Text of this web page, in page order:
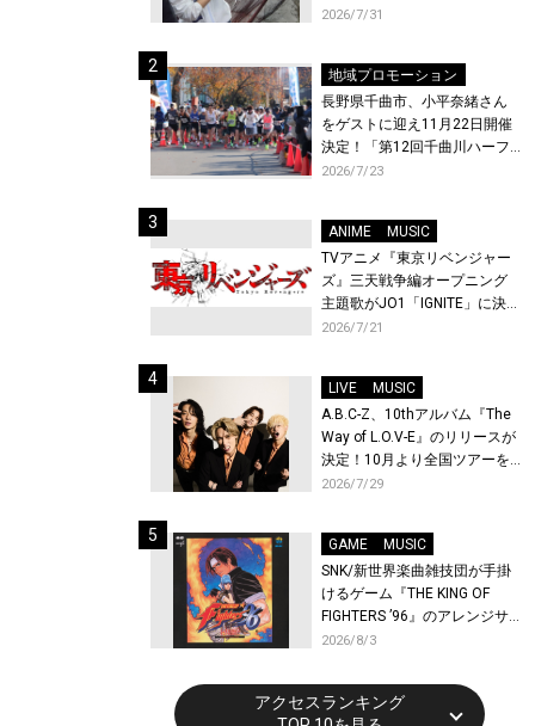
唯一の村・長生村で地引網を
2026/7/31
地域プロモーション
長野県千曲市、小平奈緒さん
をゲストに迎え11月22日開催
決定！「第12回千曲川ハーフ
マラソン」エントリー受付開
2026/7/23
ANIME
MUSIC
TVアニメ『東京リベンジャー
ズ』三天戦争編オープニング
主題歌がJO1「IGNITE」に決
定！メンバー全員から喜びと
先行上映会を開催！
2026/7/21
LIVE
MUSIC
A.B.C-Z、10thアルバム『The
Way of L.O.V-E』のリリースが
決定！10月より全国ツアーを
開催！
2026/7/29
GAME
MUSIC
SNK/新世界楽曲雑技団が手掛
けるゲーム『THE KING OF
FIGHTERS ’96』のアレンジサ
ウンドトラックが配信開始！
2026/8/3
アクセスランキング